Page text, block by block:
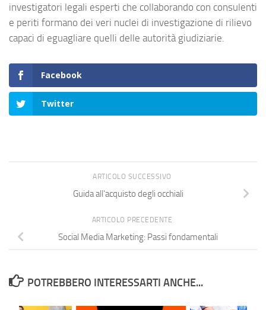
investigatori legali esperti che collaborando con consulenti
e periti formano dei veri nuclei di investigazione di rilievo
capaci di eguagliare quelli delle autorità giudiziarie.
Facebook
Twitter
ARTICOLO SUCCESSIVO
Guida all’acquisto degli occhiali
ARTICOLO PRECEDENTE
Social Media Marketing: Passi fondamentali
POTREBBERO INTERESSARTI ANCHE...